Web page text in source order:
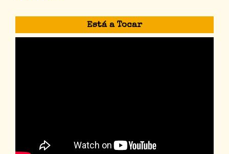
Está a Tocar